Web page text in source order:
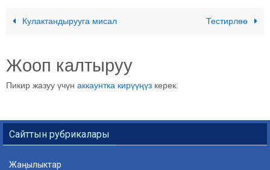
Кулактандырууга мисал Тестирлөө
Жооп калтыруу
Пикир жазуу үчүн аккаунтка кирүүңүз керек.
Сайттын рубрикалары
Жаңылыктар